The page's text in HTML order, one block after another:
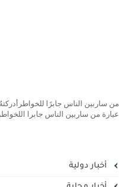
ساربين الناس جابرًا للخواطرأدركتهُ
من ساربين الناس جابرا
أخبار دولية